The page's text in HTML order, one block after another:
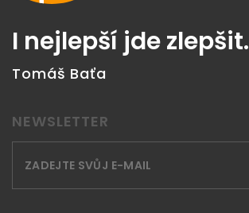
I nejlepší jde zlepšit.
Tomáš Baťa
NEWSLETTER